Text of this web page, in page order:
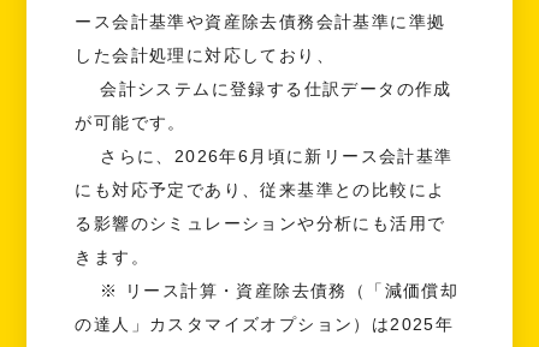
ース会計基準や資産除去債務会計基準に準拠
した会計処理に対応しており、
会計システムに登録する仕訳データの作成
が可能です。
さらに、2026年6月頃に新リース会計基準
にも対応予定であり、従来基準との比較によ
る影響のシミュレーションや分析にも活用で
きます。
※ リース計算・資産除去債務（「減価償却
の達人」カスタマイズオプション）は2025年